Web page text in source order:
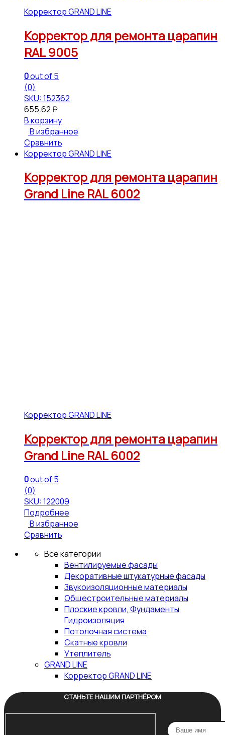
Корректор GRAND LINE
Корректор для ремонта царапин
RAL 9005
0out of 5
(0)
SKU: 152362
655.62 ₽
В корзину
В избранное
Сравнить
Корректор GRAND LINE
Корректор для ремонта царапин
Grand Line RAL 6002
Корректор GRAND LINE
Корректор для ремонта царапин
Grand Line RAL 6002
0out of 5
(0)
SKU: 122009
Подробнее
В избранное
Сравнить
Все категории
Вентилируемые фасады
Декоративные штукатурные фасады
Звукоизоляционные материалы
Общестроительные материалы
Плоские кровли, Фундаменты,
Гидроизоляция
Потолочная система
Скатные кровли
Утеплитель
GRAND LINE
Корректор GRAND LINE
СТАНЬТЕ НАШИМ ПАРТНЁРОМ